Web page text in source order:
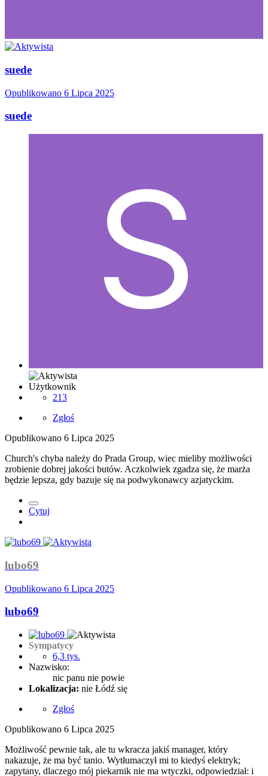
suede
Opublikowano 6 Lipca 2025
suede
Użytkownik
213
Zgłoś
Opublikowano 6 Lipca 2025
Church's chyba należy do Prada Group, wiec mieliby możliwości
zrobienie dobrej jakości butów. Aczkolwiek zgadza się, że marża
będzie lepsza, gdy bazuje się na podwykonawcy azjatyckim.
Cytuj
lubo69
Opublikowano 6 Lipca 2025
lubo69
Sympatycy
6,3 tys.
Nazwisko:
nic panu nie powie
Lokalizacja: nie Łódź się
Zgłoś
Opublikowano 6 Lipca 2025
Możliwość pewnie tak, ale tu wkracza jakiś manager, który
nakazuje, że ma być tanio. Wytłumaczył mi to kiedyś elektryk;
zapytany, dlaczego mój piekarnik nie ma wtyczki, odpowiedział: i